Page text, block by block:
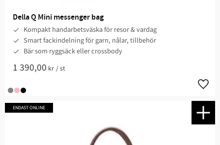
Della Q Mini messenger bag
Kompakt handarbetsväska för resor & vardag
Smart fackindelning för garn, nålar, tillbehör
Bär som ryggsäck eller crossbody
1 390,00 kr /st
ENDAST ONLINE